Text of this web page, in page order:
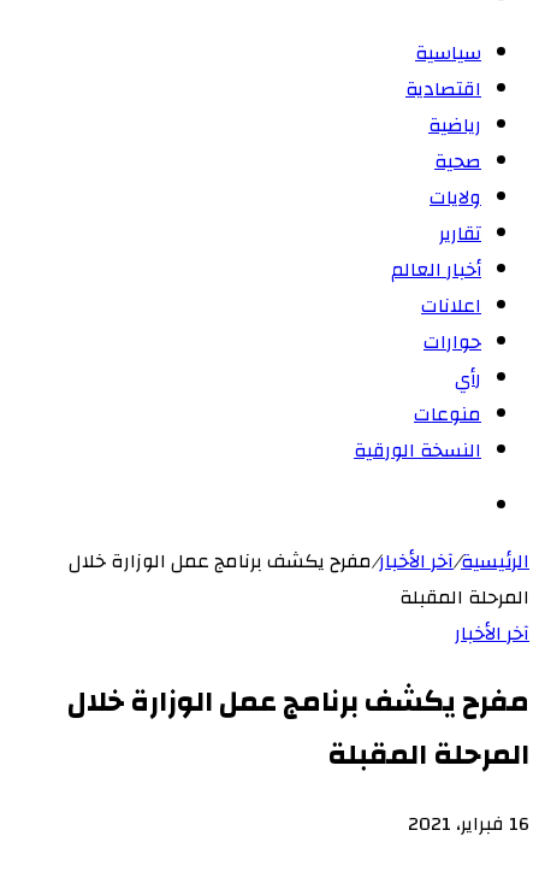
سياسية
اقتصادية
رياضية
صحية
ولايات
تقارير
أخبار العالم
اعلانات
حوارات
رأي
منوعات
النسخة الورقية
الرئيسية/آخر الأخبار/مفرح يكشف برنامج عمل الوزارة خلال
المرحلة المقبلة
آخر الأخبار
مفرح يكشف برنامج عمل الوزارة خلال
المرحلة المقبلة
16 فبراير، 2021